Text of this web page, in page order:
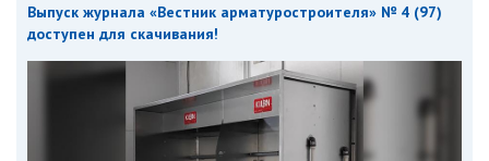
Выпуск журнала «Вестник арматуростроителя» № 4 (97)
доступен для скачивания!